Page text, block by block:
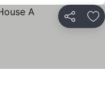
Compartir